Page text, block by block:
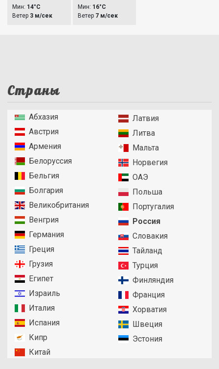
Мин: 14°C
Ветер 3 м/сек
Мин: 16°C
Ветер 7 м/сек
Страны
Абхазия
Австрия
Армения
Белоруссия
Бельгия
Болгария
Великобритания
Венгрия
Германия
Греция
Грузия
Египет
Израиль
Италия
Испания
Кипр
Китай
Латвия
Литва
Мальта
Норвегия
ОАЭ
Польша
Португалия
Россия
Словакия
Тайланд
Турция
Финляндия
Франция
Хорватия
Швеция
Эстония